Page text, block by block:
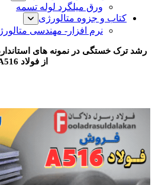
ورق میلگرد لوله تسمه
کتاب و جزوه متالورژی
نرم افزار- مهندسی
رشد ترک خستگی در نمونه های
از فولاد A516